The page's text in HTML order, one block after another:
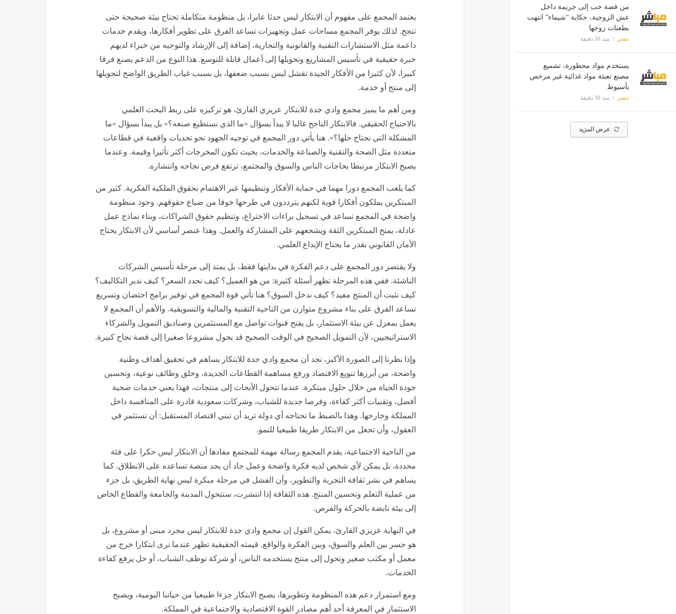
من قصة حب إلى جريمة داخل
عش الزوجية، حكاية “شيماء” انتهت
بطعنات زوجها
مصر منذ 30 دقيقة
يستخدم مواد محظورة، تشميع
مصنع تعبئة مواد غذائية غير مرخص
بأسيوط
مصر منذ 30 دقيقة
عرض المزيد
يعتمد المجمع على مفهوم أن الابتكار ليس حدثا عابرا، بل منظومة متكاملة تحتاج بيئة صحيحة حتى
تنجح. لذلك يوفر المجمع مساحات عمل وتجهيزات تساعد الفرق على تطوير أفكارها، ويقدم خدمات
داعمة مثل الاستشارات التقنية والقانونية والتجارية، إضافة إلى الإرشاد والتوجيه من خبراء لديهم
خبرة حقيقية في تأسيس المشاريع وتحويلها إلى أعمال قابلة للتوسع. هذا النوع من الدعم يصنع فرقا
كبيرا، لأن كثيرا من الأفكار الجيدة تفشل ليس بسبب ضعفها، بل بسبب غياب الطريق الواضح لتحويلها
إلى منتج أو خدمة.
ومن أهم ما يميز مجمع وادي جدة للابتكار عزيزي القارئ، هو تركيزه على ربط البحث العلمي
بالاحتياج الحقيقي. فالابتكار الناجح غالبا لا يبدأ بسؤال «ما الذي نستطيع صنعه؟» بل يبدأ بسؤال «ما
المشكلة التي نحتاج حلها؟». هنا يأتي دور المجمع في توجيه الجهود نحو تحديات واقعية في قطاعات
متعددة مثل الصحة والتقنية والصناعة والخدمات، بحيث تكون المخرجات أكثر تأثيرا وقيمة. وعندما
يصبح الابتكار مرتبطا بحاجات الناس والسوق والمجتمع، ترتفع فرص نجاحه وانتشاره.
كما يلعب المجمع دورا مهما في حماية الأفكار وتنظيمها عبر الاهتمام بحقوق الملكية الفكرية. كثير من
المبتكرين يملكون أفكارا قوية لكنهم يترددون في طرحها خوفا من ضياع حقوقهم. وجود منظومة
واضحة في المجمع تساعد في تسجيل براءات الاختراع، وتنظيم حقوق الشراكات، وبناء نماذج عمل
عادلة، يمنح المبتكرين الثقة ويشجعهم على المشاركة والعمل. وهذا عنصر أساسي لأن الابتكار يحتاج
الأمان القانوني بقدر ما يحتاج الإبداع العلمي.
ولا يقتصر دور المجمع على دعم الفكرة في بدايتها فقط، بل يمتد إلى مرحلة تأسيس الشركات
الناشئة. ففي هذه المرحلة تظهر أسئلة كثيرة: من هو العميل؟ كيف نحدد السعر؟ كيف ندير التكاليف؟
كيف نثبت أن المنتج مفيد؟ كيف ندخل السوق؟ هنا تأتي قوة المجمع في توفير برامج احتضان وتسريع
تساعد الفرق على بناء مشروع متوازن من الناحية التقنية والمالية والتسويقية. والأهم أن المجمع لا
يعمل بمعزل عن بيئة الاستثمار، بل يفتح قنوات تواصل مع المستثمرين وصناديق التمويل والشركاء
الاستراتيجيين، لأن التمويل الصحيح في الوقت الصحيح قد يحول مشروعا صغيرا إلى قصة نجاح كبيرة.
وإذا نظرنا إلى الصورة الأكبر، نجد أن مجمع وادي جدة للابتكار يساهم في تحقيق أهداف وطنية
واضحة، من أبرزها تنويع الاقتصاد ورفع مساهمة القطاعات الجديدة، وخلق وظائف نوعية، وتحسين
جودة الحياة من خلال حلول مبتكرة. عندما تتحول الأبحاث إلى منتجات، فهذا يعني خدمات صحية
أفضل، وتقنيات أكثر كفاءة، وفرصا جديدة للشباب، وشركات سعودية قادرة على المنافسة داخل
المملكة وخارجها. وهذا بالضبط ما تحتاجه أي دولة تريد أن تبني اقتصاد المستقبل: أن تستثمر في
العقول، وأن تجعل من الابتكار طريقا طبيعيا للنمو.
من الناحية الاجتماعية، يقدم المجمع رسالة مهمة للمجتمع مفادها أن الابتكار ليس حكرا على فئة
محددة، بل يمكن لأي شخص لديه فكرة واضحة وعمل جاد أن يجد منصة تساعده على الانطلاق. كما
يساهم في نشر ثقافة التجربة والتطوير، وأن الفشل في مرحلة مبكرة ليس نهاية الطريق، بل جزء
من عملية التعلم وتحسين المنتج. هذه الثقافة إذا انتشرت، ستتحول المدينة والجامعة والقطاع الخاص
إلى بيئة نابضة بالحركة والفرص.
في النهاية عزيزي القارئ، يمكن القول إن مجمع وادي جدة للابتكار ليس مجرد مبنى أو مشروع، بل
هو جسر بين العلم والسوق، وبين الفكرة والواقع. قيمته الحقيقية تظهر عندما نرى ابتكارا خرج من
معمل أو مكتب صغير وتحول إلى منتج يستخدمه الناس، أو شركة توظف الشباب، أو حل يرفع كفاءة
الخدمات.
ومع استمرار دعم هذه المنظومة وتطويرها، يصبح الابتكار جزءا طبيعيا من حياتنا اليومية، ويصبح
الاستثمار في المعرفة أحد أهم مصادر القوة الاقتصادية والاجتماعية في المملكة.